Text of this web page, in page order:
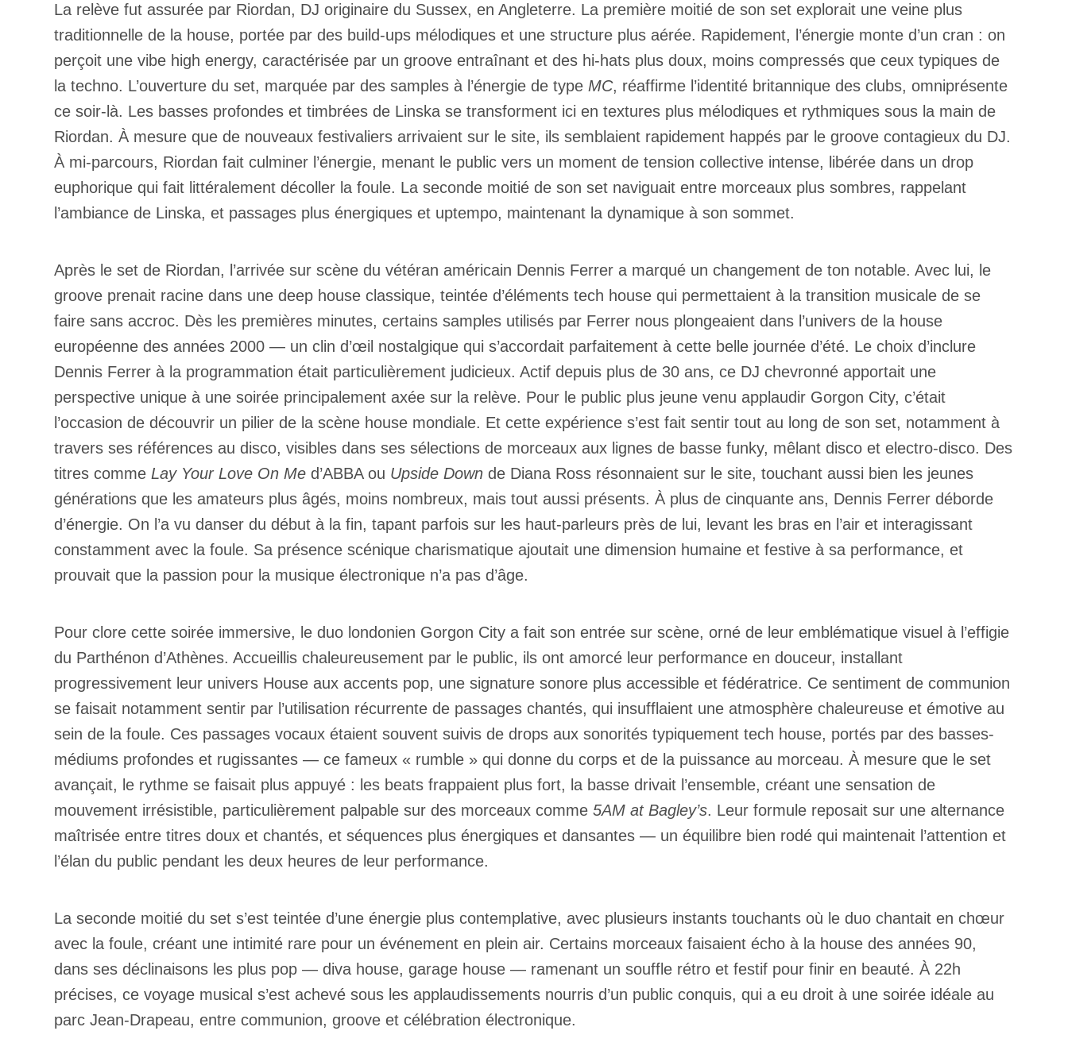
La relève fut assurée par Riordan, DJ originaire du Sussex, en Angleterre. La première moitié de son set explorait une veine plus
traditionnelle de la house, portée par des build-ups mélodiques et une structure plus aérée. Rapidement, l’énergie monte d’un cran : on
perçoit une vibe high energy, caractérisée par un groove entraînant et des hi-hats plus doux, moins compressés que ceux typiques de
la techno. L’ouverture du set, marquée par des samples à l’énergie de type MC, réaffirme l’identité britannique des clubs, omniprésente
ce soir-là. Les basses profondes et timbrées de Linska se transforment ici en textures plus mélodiques et rythmiques sous la main de
Riordan. À mesure que de nouveaux festivaliers arrivaient sur le site, ils semblaient rapidement happés par le groove contagieux du DJ.
À mi-parcours, Riordan fait culminer l’énergie, menant le public vers un moment de tension collective intense, libérée dans un drop
euphorique qui fait littéralement décoller la foule. La seconde moitié de son set naviguait entre morceaux plus sombres, rappelant
l’ambiance de Linska, et passages plus énergiques et uptempo, maintenant la dynamique à son sommet.
Après le set de Riordan, l’arrivée sur scène du vétéran américain Dennis Ferrer a marqué un changement de ton notable. Avec lui, le
groove prenait racine dans une deep house classique, teintée d’éléments tech house qui permettaient à la transition musicale de se
faire sans accroc. Dès les premières minutes, certains samples utilisés par Ferrer nous plongeaient dans l’univers de la house
européenne des années 2000 — un clin d’œil nostalgique qui s’accordait parfaitement à cette belle journée d’été. Le choix d’inclure
Dennis Ferrer à la programmation était particulièrement judicieux. Actif depuis plus de 30 ans, ce DJ chevronné apportait une
perspective unique à une soirée principalement axée sur la relève. Pour le public plus jeune venu applaudir Gorgon City, c’était
l’occasion de découvrir un pilier de la scène house mondiale. Et cette expérience s’est fait sentir tout au long de son set, notamment à
travers ses références au disco, visibles dans ses sélections de morceaux aux lignes de basse funky, mêlant disco et electro-disco. Des
titres comme Lay Your Love On Me d’ABBA ou Upside Down de Diana Ross résonnaient sur le site, touchant aussi bien les jeunes
générations que les amateurs plus âgés, moins nombreux, mais tout aussi présents. À plus de cinquante ans, Dennis Ferrer déborde
d’énergie. On l’a vu danser du début à la fin, tapant parfois sur les haut-parleurs près de lui, levant les bras en l’air et interagissant
constamment avec la foule. Sa présence scénique charismatique ajoutait une dimension humaine et festive à sa performance, et
prouvait que la passion pour la musique électronique n’a pas d’âge.
Pour clore cette soirée immersive, le duo londonien Gorgon City a fait son entrée sur scène, orné de leur emblématique visuel à l’effigie
du Parthénon d’Athènes. Accueillis chaleureusement par le public, ils ont amorcé leur performance en douceur, installant
progressivement leur univers House aux accents pop, une signature sonore plus accessible et fédératrice. Ce sentiment de communion
se faisait notamment sentir par l’utilisation récurrente de passages chantés, qui insufflaient une atmosphère chaleureuse et émotive au
sein de la foule. Ces passages vocaux étaient souvent suivis de drops aux sonorités typiquement tech house, portés par des basses-
médiums profondes et rugissantes — ce fameux « rumble » qui donne du corps et de la puissance au morceau. À mesure que le set
avançait, le rythme se faisait plus appuyé : les beats frappaient plus fort, la basse drivait l’ensemble, créant une sensation de
mouvement irrésistible, particulièrement palpable sur des morceaux comme 5AM at Bagley’s. Leur formule reposait sur une alternance
maîtrisée entre titres doux et chantés, et séquences plus énergiques et dansantes — un équilibre bien rodé qui maintenait l’attention et
l’élan du public pendant les deux heures de leur performance.
La seconde moitié du set s’est teintée d’une énergie plus contemplative, avec plusieurs instants touchants où le duo chantait en chœur
avec la foule, créant une intimité rare pour un événement en plein air. Certains morceaux faisaient écho à la house des années 90,
dans ses déclinaisons les plus pop — diva house, garage house — ramenant un souffle rétro et festif pour finir en beauté. À 22h
précises, ce voyage musical s’est achevé sous les applaudissements nourris d’un public conquis, qui a eu droit à une soirée idéale au
parc Jean-Drapeau, entre communion, groove et célébration électronique.
×
Inscription
Infolettre
Votre courriel *
Prénom* Nom *
Professionnel industrie musicale
Contributeur-trice
Fournisseur
CAPTCHA